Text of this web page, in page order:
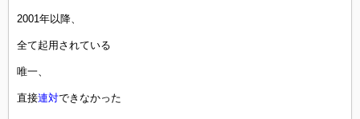
2001年以降、
全て起用されている
唯一、
直接連対できなかった